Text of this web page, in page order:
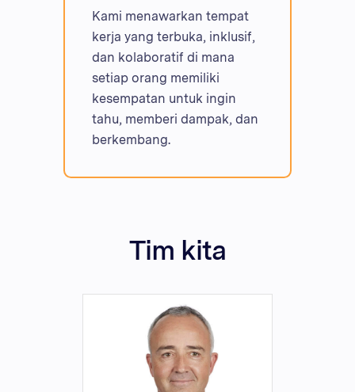
Kami menawarkan tempat
kerja yang terbuka, inklusif,
dan kolaboratif di mana
setiap orang memiliki
kesempatan untuk ingin
tahu, memberi dampak, dan
berkembang.
Tim kita